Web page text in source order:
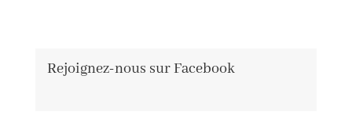
Rejoignez-nous sur Facebook